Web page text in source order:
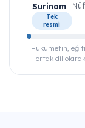
Surinam
Tek
resmi
Hükümetin,
ortak dil